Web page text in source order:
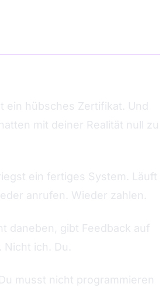
ein hübsches Zertifikat. Und
mit deiner Realität null zu
ein fertiges System. Läuft
anrufen. Wieder zahlen.
daneben, gibt Feedback auf
Nicht ich. Du.
Du musst nicht programmieren